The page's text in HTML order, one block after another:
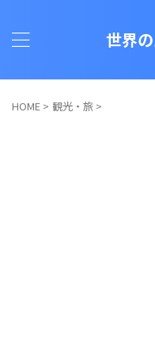
世界
HOME > 観光・旅 >